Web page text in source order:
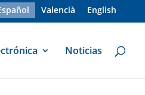
Valencià English
Noticias